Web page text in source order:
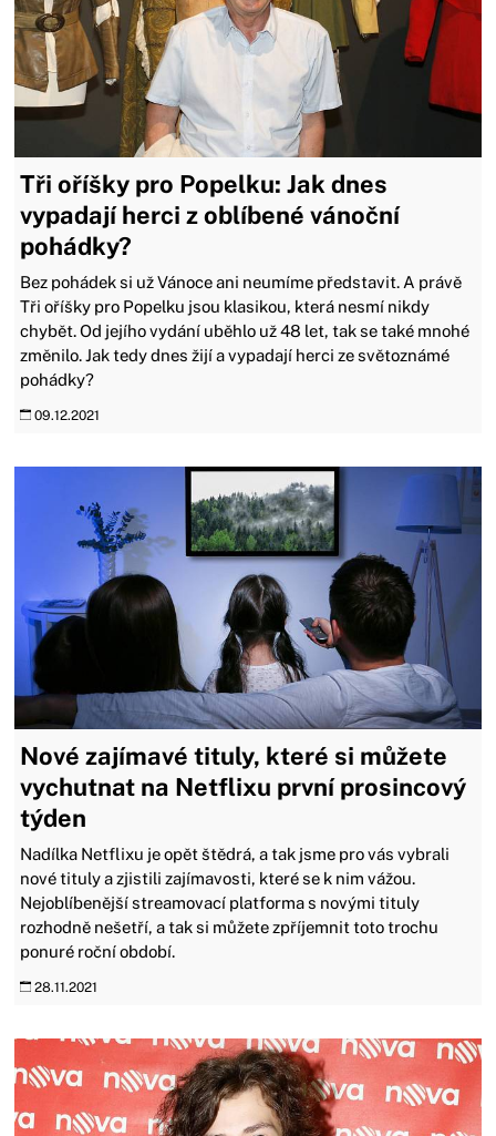
Tři oříšky pro Popelku: Jak dnes
vypadají herci z oblíbené vánoční
pohádky?
Bez pohádek si už Vánoce ani neumíme představit. A právě
Tři oříšky pro Popelku jsou klasikou, která nesmí nikdy
chybět. Od jejího vydání uběhlo už 48 let, tak se také mnohé
změnilo. Jak tedy dnes žijí a vypadají herci ze světoznámé
pohádky?
09.12.2021
Nové zajímavé tituly, které si můžete
vychutnat na Netflixu první prosincový
týden
Nadílka Netflixu je opět štědrá, a tak jsme pro vás vybrali
nové tituly a zjistili zajímavosti, které se k nim vážou.
Nejoblíbenější streamovací platforma s novými tituly
rozhodně nešetří, a tak si můžete zpříjemnit toto trochu
ponuré roční období.
28.11.2021